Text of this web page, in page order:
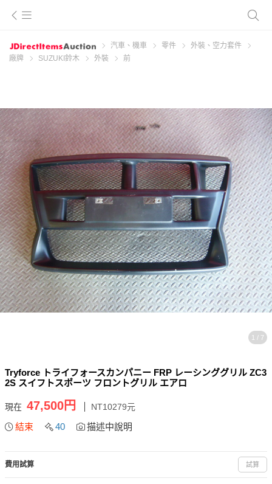
汽車、機車 零件
外裝、空力套件
廠牌
SUZUKI鈴木 外裝 前
1 / 7
Tryforce トライフォースカンパニー FRP レーシンググリル ZC3
2S スイフトスポーツ フロントグリル エアロ
現在 47,500円 NT10279元
結束 40 描述中說明
費用試算 試算